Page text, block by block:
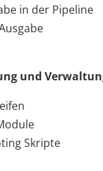
in der Pipeline
und
Skripte